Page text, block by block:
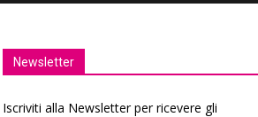
Newsletter
Iscriviti alla Newsletter per ricevere gli